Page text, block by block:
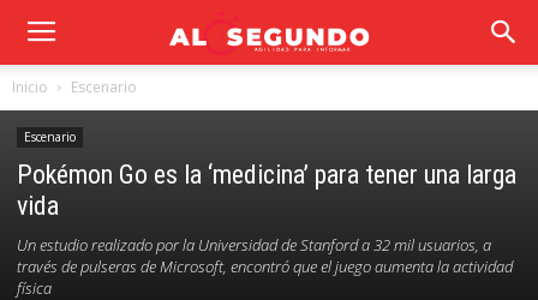
Inicio Escenario
Escenario
Pokémon Go es la ‘medicina’ para tener una larga
vida
Un estudio realizado por la Universidad de Stanford a 32 mil usuarios, a
través de pulseras de Microsoft, encontró que el juego aumenta la actividad
física